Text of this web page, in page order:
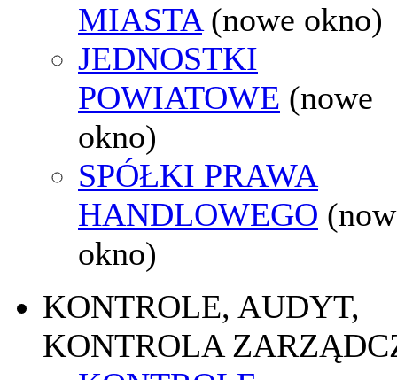
MIASTA (nowe okno)
JEDNOSTKI
POWIATOWE (nowe
okno)
SPÓŁKI PRAWA
HANDLOWEGO
okno)
KONTROLE, AUDYT,
KONTROLA